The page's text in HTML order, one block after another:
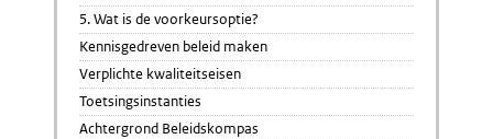
5. Wat is de voorkeursoptie?
Kennisgedreven beleid maken
Verplichte kwaliteitseisen
Toetsingsinstanties
Achtergrond Beleidskompas